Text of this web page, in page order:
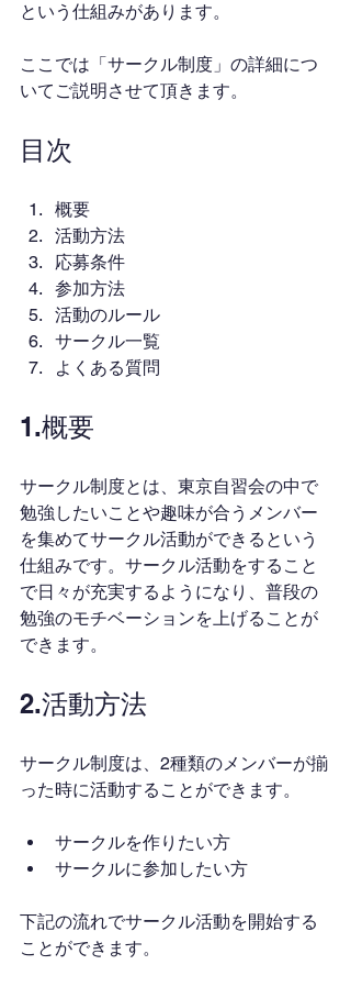
という仕組みがあります。
ここでは「サークル制度」の詳細につ
いてご説明させて頂きます。
目次
概要
活動方法
応募条件
参加方法
活動のルール
サークル一覧
よくある質問
1.概要
サークル制度とは、東京自習会の中で
勉強したいことや趣味が合うメンバー
を集めてサークル活動ができるという
仕組みです。サークル活動をすること
で日々が充実するようになり、普段の
勉強のモチベーションを上げることが
できます。
2.活動方法
サークル制度は、2種類のメンバーが揃
った時に活動することができます。
サークルを作りたい方
サークルに参加したい方
下記の流れでサークル活動を開始する
ことができます。